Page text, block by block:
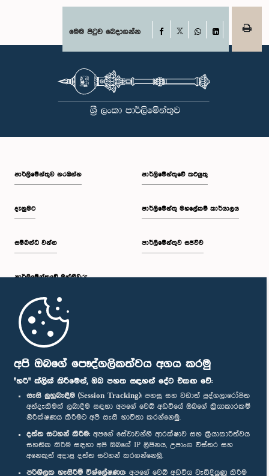
අපි ඔබගේ පෞද්ගලිකත්වය අගය කරමු
"හරි" ක්ලික් කිරීමෙන්, ඔබ පහත සඳහන් දේට එකඟ වේ:
සැසි ලුහුබැඳීම (Session Tracking): පහසු සහ වඩාත් පුද්ගලාරෝපිත
අත්දැකීමක් ලබාදීම සඳහා අපගේ වෙබ් අඩවියේ ඔබගේ ක්‍රියාකාරකම්
නිරීක්ෂණය කිරීමට අපි සැසි භාවිතා කරන්නෙමු.
දත්ත සටහන් කිරීම: අපගේ සේවාවන්හි ආරක්ෂාව සහ ක්‍රියාකාරීත්වය
සහතික කිරීම සඳහා අපි ඔබගේ IP ලිපිනය, උපාංග විස්තර සහ
අනෙකුත් අදාළ දත්ත සටහන් කරගන්නෙමු.
පරිශීලක හැසිරීම් විශ්ලේෂණය: අපගේ වෙබ් අඩවිය වැඩිදියුණු කිරීම
මෙම පිටුව බෙදාගන්න Facebook
WhatsAppLinkedIn
පාර්ලි‌මේන්තුව නරඹන්න
දැනුමට
සම්බන්ධ වන්න
පාර්ලි‌මේන්තුවේ මන්ත්‍රීවරු
මුල් පිටුව
පාර්ලිමේන්තුවේ කටයුතු
පාර්ලිමේන්තු මහලේකම් කාර්යාලය
පාර්ලිමේන්තුව සජීවීව
පාර්ලිමේන්තු ජංගම යෙදුම
අප හා සම්බන්ධ වී සිටින්න :
සම්මාන